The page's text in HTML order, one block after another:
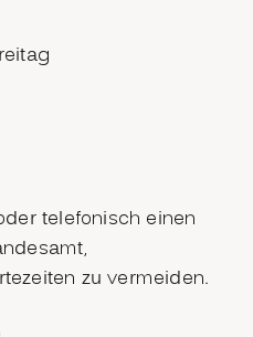
telefonisch einen
zu vermeiden.